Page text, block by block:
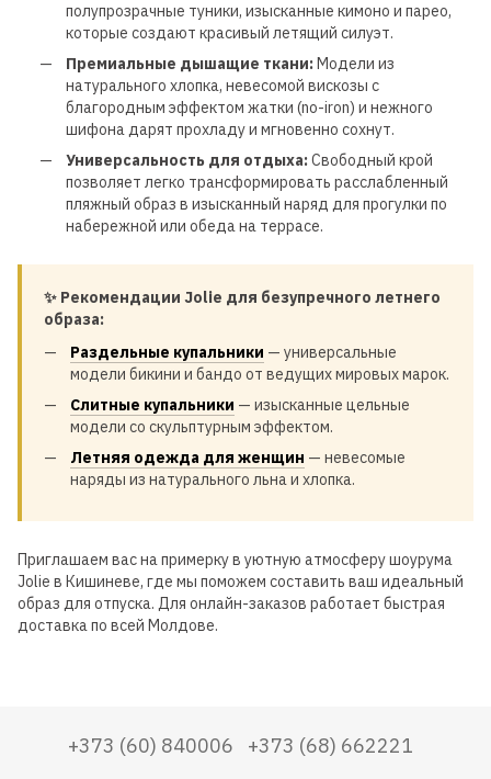
полупрозрачные туники, изысканные кимоно и парео,
которые создают красивый летящий силуэт.
Премиальные дышащие ткани:Модели из
натурального хлопка, невесомой вискозы с
благородным эффектом жатки (no-iron) и нежного
шифона дарят прохладу и мгновенно сохнут.
Универсальность для отдыха:Свободный крой
позволяет легко трансформировать расслабленный
пляжный образ в изысканный наряд для прогулки по
набережной или обеда на террасе.
✨ Рекомендации Jolie для безупречного летнего
образа:
Раздельные купальники — универсальные
модели бикини и бандо от ведущих мировых марок.
Слитные купальники — изысканные цельные
модели со скульптурным эффектом.
Летняя одежда для женщин — невесомые
наряды из натурального льна и хлопка.
Приглашаем вас на примерку в уютную атмосферу шоурума
Jolie в Кишиневе, где мы поможем составить ваш идеальный
образ для отпуска. Для онлайн-заказов работает быстрая
доставка по всей Молдове.
+373 (60) 840006 +373 (68) 662221